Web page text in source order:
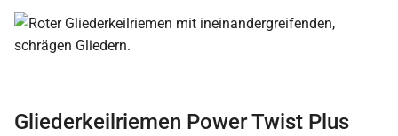
Gliederkeilriemen Power Twist Plus